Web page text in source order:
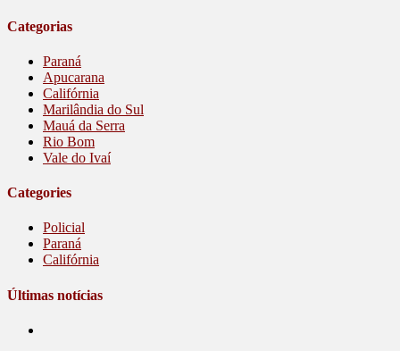
Categorias
Paraná
Apucarana
Califórnia
Marilândia do Sul
Mauá da Serra
Rio Bom
Vale do Ivaí
Categories
Policial
Paraná
Califórnia
Últimas notícias